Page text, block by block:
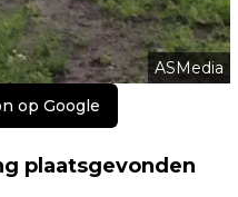
ASMedia
op Google
plaatsgevonden